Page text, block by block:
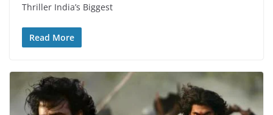
Thriller India’s Biggest
Read More